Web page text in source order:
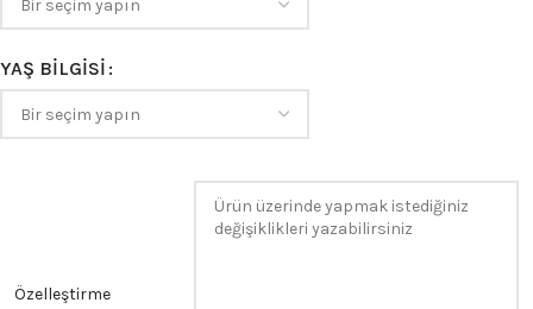
YAŞ BILGISI
Özelleştirme